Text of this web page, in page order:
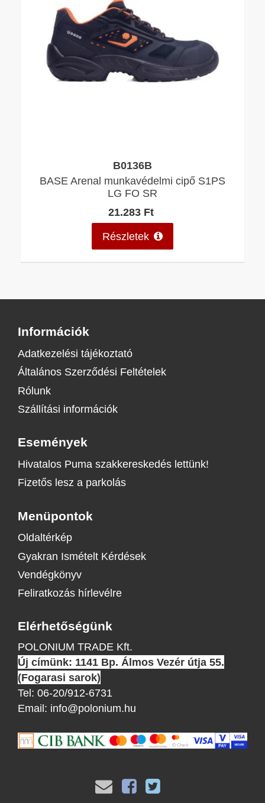
B0136B
BASE Arenal munkavédelmi cipő S1PS
LG FO SR
21.283 Ft
Részletek
Információk
Adatkezelési tájékoztató
Általános Szerződési Feltételek
Rólunk
Szállítási információk
Események
Hivatalos Puma szakkereskedés lettünk!
Fizetős lesz a parkolás
Menüpontok
Oldaltérkép
Gyakran Ismételt Kérdések
Vendégkönyv
Feliratkozás hírlevélre
Elérhetőségünk
POLONIUM TRADE Kft.
Új címünk: 1141 Bp. Álmos Vezér útja 55.
(Fogarasi sarok)
Tel: 06-20/912-6731
Email: info@polonium.hu